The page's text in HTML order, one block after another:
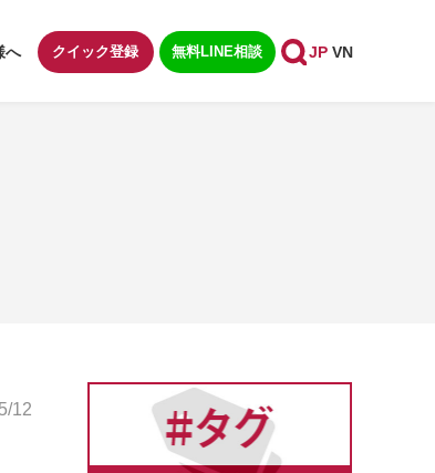
へ クイック登録 無料LINE相談 JP VN
12